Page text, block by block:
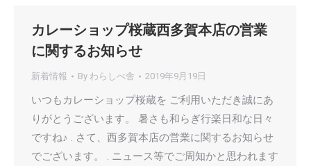
カレーショップ桜蔵西多賀本店の営業
に関するお知らせ
新着情報 By わらしべ舎 2019年9月19日
いつもカレーショップ桜蔵を ご利用いただき誠にあ
りがとうございます。 暑さも和らぎ行楽日和な日々
ですね♪ . さて、西多賀本店の営業に関するお知らせ
でございます。 . ニュース等でご周知かと思われます